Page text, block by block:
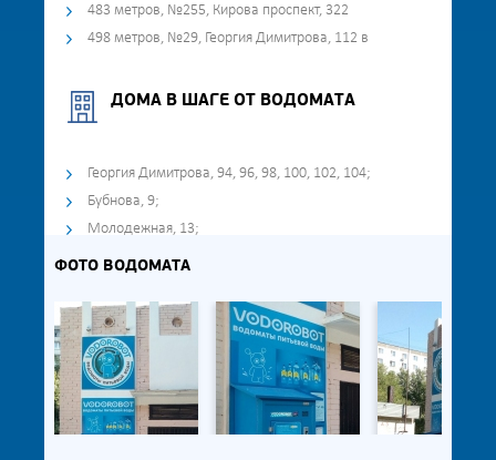
483 метров, №255, Кирова проспект, 322
498 метров, №29, Георгия Димитрова, 112 в
ДОМА В ШАГЕ ОТ ВОДОМАТА
Георгия Димитрова, 94, 96, 98, 100, 102, 104;
Бубнова, 9;
Молодежная, 13;
ФОТО ВОДОМАТА